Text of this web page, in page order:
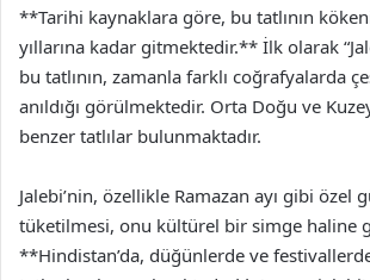
**Tarihi kaynaklara göre, bu tatlının
yıllarına kadar gitmektedir.** İlk olarak
bu tatlının, zamanla farklı coğrafyalarda
anıldığı görülmektedir. Orta Doğu ve
benzer tatlılar bulunmaktadır.
Jalebi’nin, özellikle Ramazan ayı gibi özel
tüketilmesi, onu kültürel bir simge haline
**Hindistan’da, düğünlerde ve